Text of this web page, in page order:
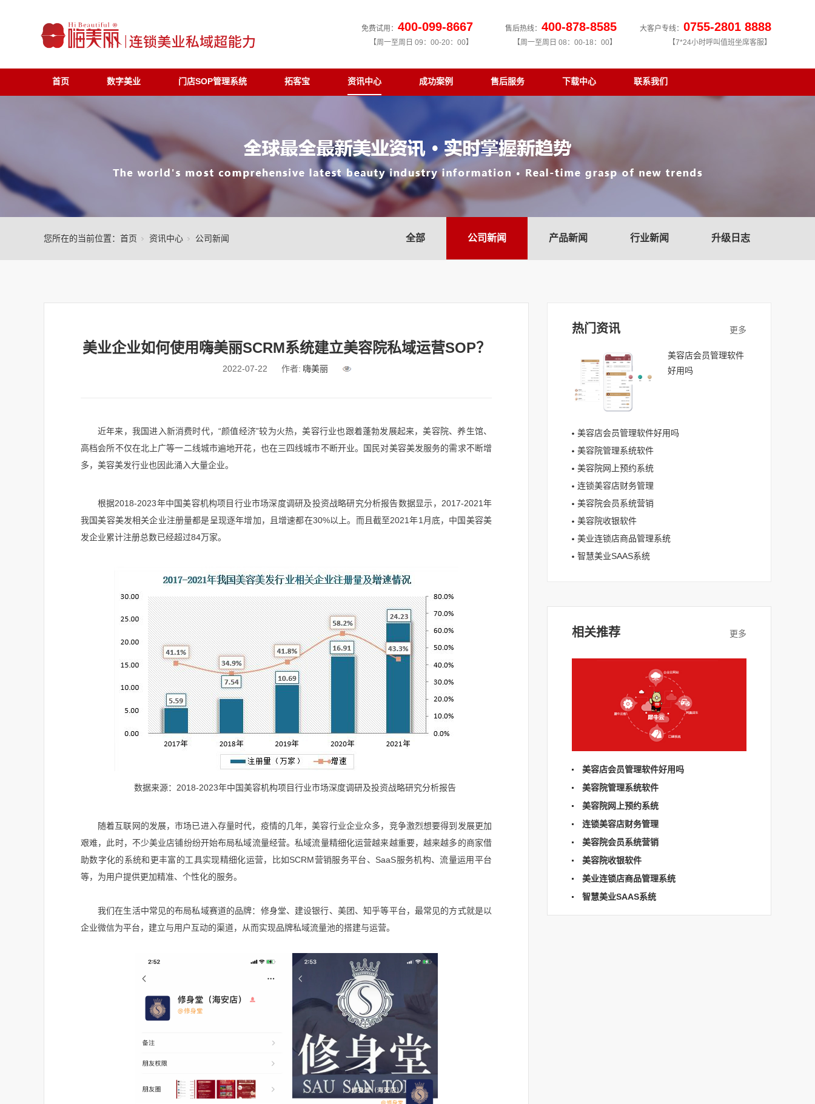
大客户专线： 0755-2801 8888
【7*24小时呼叫值班坐席客服】
售后热线： 400-878-8585
【周一至周日 08：00-18：00】
免费试用： 400-099-8667
【周一至周日 09：00-20：00】
首页 数字美业 门店SOP管理系统 拓客宝 资讯中心 成功案例 售后服务 下载中心 联系我们
全部 公司新闻 产品新闻 行业新闻 升级日志
您所在的当前位置： 首页 资讯中心 公司新闻
美业企业如何使用嗨美丽SCRM系统建立美容院私域运营SOP？
2022-07-22 作者: 嗨美丽
近年来，我国进入新消费时代，“颜值经济”较为火热，美容行业也跟着蓬勃发展起来，美容院、养生馆、
高档会所不仅在北上广等一二线城市遍地开花，也在三四线城市不断开业。国民对美容美发服务的需求不断增
多，美容美发行业也因此涌入大量企业。
根据2018-2023年中国美容机构项目行业市场深度调研及投资战略研究分析报告数据显示，2017-2021年
我国美容美发相关企业注册量都是呈现逐年增加，且增速都在30%以上。而且截至2021年1月底，中国美容美
发企业累计注册总数已经超过84万家。
数据来源：2018-2023年中国美容机构项目行业市场深度调研及投资战略研究分析报告
随着互联网的发展，市场已进入存量时代，疫情的几年，美容行业企业众多，竞争激烈想要得到发展更加
艰难，此时，不少美业店铺纷纷开始布局私域流量经营。私域流量精细化运营越来越重要，越来越多的商家借
助数字化的系统和更丰富的工具实现精细化运营，比如SCRM营销服务平台、SaaS服务机构、流量运用平台
等，为用户提供更加精准、个性化的服务。
我们在生活中常见的布局私域赛道的品牌：修身堂、建设银行、美团、知乎等平台，最常见的方式就是以
企业微信为平台，建立与用户互动的渠道，从而实现品牌私域流量池的搭建与运营。
热门资讯
美容店会员管理软件
好用吗
美容店会员管理软件好用吗
美容院管理系统软件
美容院网上预约系统
连锁美容店财务管理
美容院会员系统营销
美容院收银软件
美业连锁店商品管理系统
智慧美业SAAS系统
相关推荐
美容店会员管理软件好用吗
美容院管理系统软件
美容院网上预约系统
连锁美容店财务管理
美容院会员系统营销
美容院收银软件
美业连锁店商品管理系统
智慧美业SAAS系统